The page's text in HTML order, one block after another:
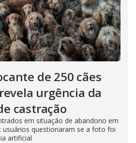
de 250 cães
urgência da
castração
em situação de abandono em
usuários questionaram se a foto foi
artificial